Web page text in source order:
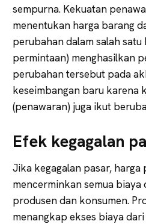
sempurna. Kekuatan
menentukan harga barang
perubahan dalam salah
permintaan) menghasilkan
perubahan tersebut pada
keseimbangan baru karena
(penawaran) juga ikut
Efek kegagalan
Jika kegagalan pasar, harga
mencerminkan semua biaya
produsen dan konsumen.
menangkap ekses biaya